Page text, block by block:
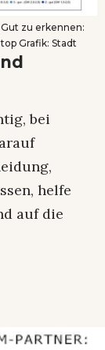
zu erkennen:
Grafik: Stadt
bei
helfe
auf die